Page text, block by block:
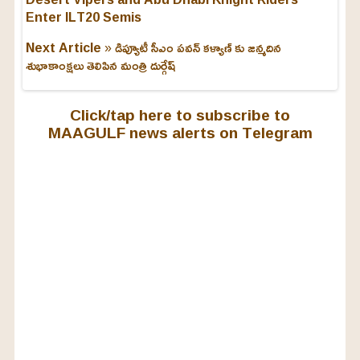
Enter ILT20 Semis
Next Article »డిప్యూటీ సీఎం పవన్ కళ్యాణ్ కు జన్మదిన
శుభాకాంక్షలు తెలిపిన మంత్రి దుర్గేష్
Click/tap here to subscribe to
MAAGULF news alerts on Telegram